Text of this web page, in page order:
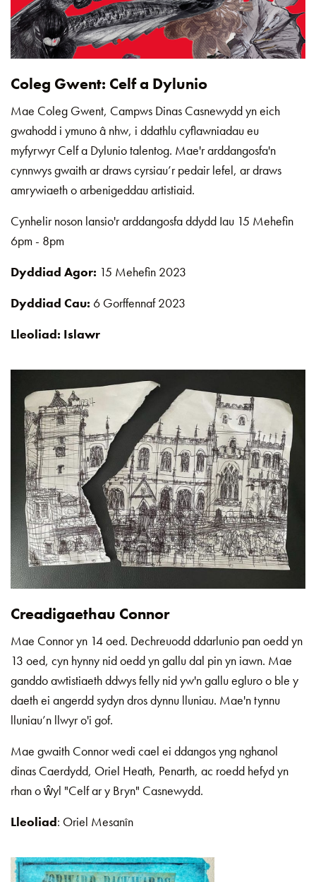
Coleg Gwent: Celf a Dylunio
Mae Coleg Gwent, Campws Dinas Casnewydd yn eich
gwahodd i ymuno â nhw, i ddathlu cyflawniadau eu
myfyrwyr Celf a Dylunio talentog. Mae'r arddangosfa'n
cynnwys gwaith ar draws cyrsiau’r pedair lefel, ar draws
amrywiaeth o arbenigeddau artistiaid.
Cynhelir noson lansio'r arddangosfa ddydd Iau 15 Mehefin
6pm - 8pm
Dyddiad Agor: 15 Mehefin 2023
Dyddiad Cau: 6 Gorffennaf 2023
Lleoliad: Islawr
Creadigaethau Connor
Mae Connor yn 14 oed. Dechreuodd ddarlunio pan oedd yn
13 oed, cyn hynny nid oedd yn gallu dal pin yn iawn. Mae
ganddo awtistiaeth ddwys felly nid yw'n gallu egluro o ble y
daeth ei angerdd sydyn dros dynnu lluniau. Mae'n tynnu
lluniau’n llwyr o'i gof.
Mae gwaith Connor wedi cael ei ddangos yng nghanol
dinas Caerdydd, Oriel Heath, Penarth, ac roedd hefyd yn
rhan o ŵyl "Celf ar y Bryn" Casnewydd.
Lleoliad: Oriel Mesanîn